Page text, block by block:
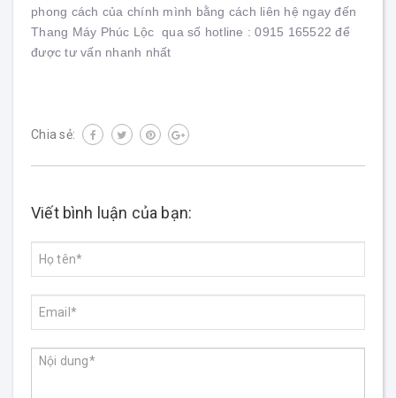
phong cách của chính mình bằng cách liên hệ ngay đến
Thang Máy Phúc Lộc qua số hotline : 0915 165522 để
được tư vấn nhanh nhất
Chia sẻ:
Viết bình luận của bạn: